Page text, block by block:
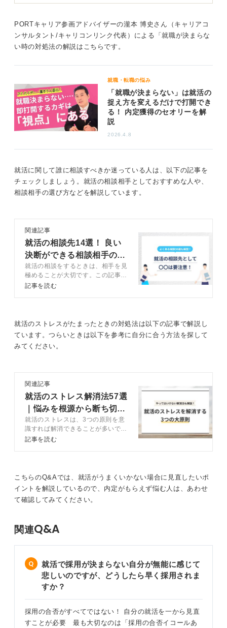
そして、「決まらなかったのは、あくまでこれまでの話
だ」と考えることが大切です。これまでの不採用は、あ
なたの全人格が否定されたわけではなく、単にその企業
とのご縁がなかっただけです。
今までご縁がなかったという事実はありますが、明日以
降もそうだとは限りません。未来のことは誰にもわかり
ません。
不安な雰囲気は面接官にも伝わる！ できるだけ前を
面接官にも伝わってしまいます。「これまではそうだっ
たけれど、これからは違う」と意識して気持ちを切り替
えましょう。
のも有効です。事実に流されず、前を向いていきましょ
う。
0
PORTキャリア参画アドバイザーの瀧本 博史さん（キャリアコ
ンサルタント/キャリコンリンク代表）による「就職が決まらな
い時の対処法の解説はこちらです。
就職・転職の悩み
「就職が決まらない」は就活の
捉え方を変えるだけで打開でき
る！ 内定獲得のセオリーを解
説
2026.4.8
就活に関して誰に相談すべきか迷っている人は、以下の記事を
チェックしましょう。就活の相談相手としておすすめな人や、
相談相手の選び方などを解説しています。
関連記事
就活の相談先14選！ 良い
決断ができる相談相手の選
び方も解説
就活の相談をするときは、相手を見
極めることが大切です。この記事で
は、状況別におすすめの相談先や、
る相談と回答も紹介しているので参
記事を読む
就活のストレスがたまったときの対処法は以下の記事で解説し
ています。つらいときは以下を参考に自分に合う方法を探して
みてください。
関連記事
就活のストレス解消法57選
｜悩みを根源から断ち切り
楽に進める方法
就活のストレスは、3つの原則を意
識すれば解消できることが多いで
す。原則を踏まえ、原因別のストレ
消し楽に進めていきましょう。
記事を読む
こちらのQ&Aでは、就活がうまくいかない場合に見直したいポ
イントを解説しているので、内定がもらえず悩む人は、あわせ
て確認してみてください。
関連Q&A
就活で採用が決まらない自分が無能に感じて
悲しいのですが、どうしたら早く採用されま
すか？
採用の合否がすべてではない！ 自分の就活を一から見直
すことが必要 最も大切なのは「採用の合否イコールあ